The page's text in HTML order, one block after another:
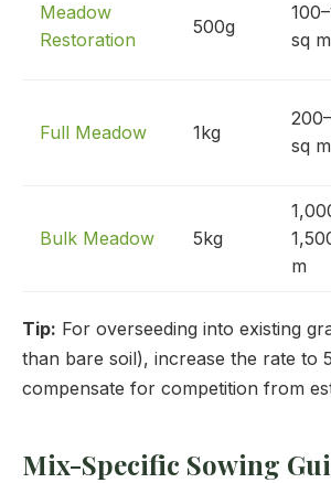
Meadow
Restoration
500g
sq m
Full Meadow 1kg
sq m
Bulk Meadow 5kg
m
Tip: For overseeding into existing
than bare soil), increase the rate to
compensate for competition from
Mix-Specific Sowing